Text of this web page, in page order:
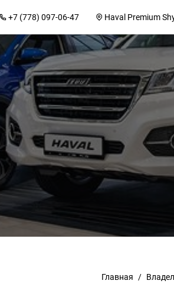
+7 (778) 097-06-47 Haval Premium
Главная /